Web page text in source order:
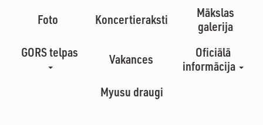
Foto Koncertieraksti
Mākslas
galerija
GORS telpas
Vakances
Oficiālā
informācija
Myusu draugi